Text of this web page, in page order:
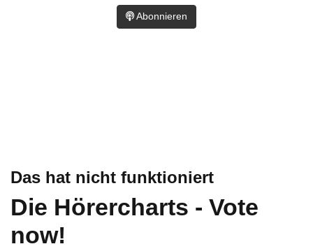
Das hat nicht funktioniert
Die Hörercharts - Vote
now!
Abonnieren